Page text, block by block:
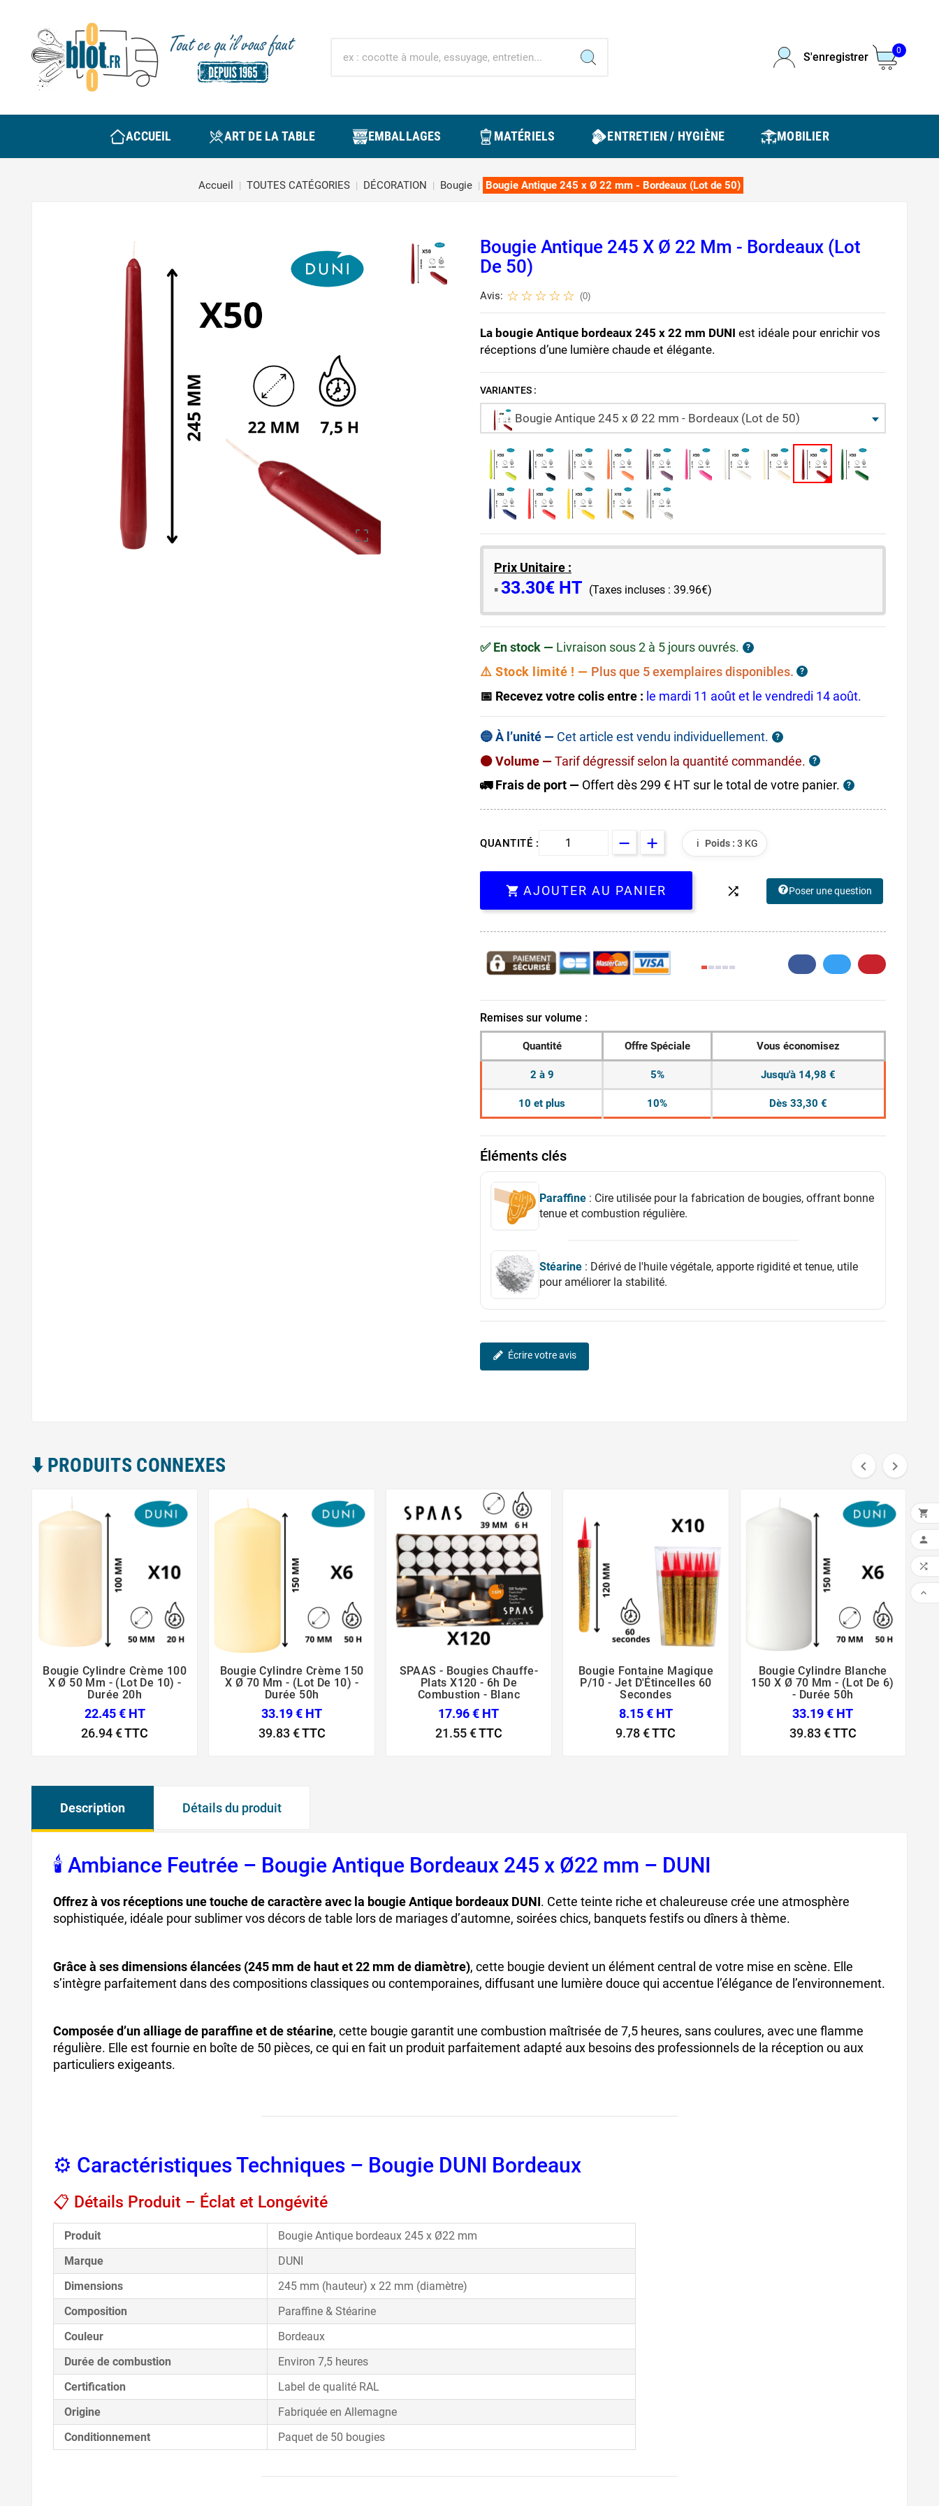
S'enregistrer
0
ACCUEIL ART DE LA TABLE EMBALLAGES MATÉRIELS ENTRETIEN / HYGIÈNE MOBILIER
Accueil TOUTES CATÉGORIES DÉCORATION Bougie Bougie Antique 245 x Ø 22 mm - Bordeaux (Lot de 50)

Bougie Antique 245 X Ø 22 Mm - Bordeaux (Lot
De 50)
Avis: (0)
La bougie Antique bordeaux 245 x 22 mm DUNI est idéale pour enrichir vos
réceptions d’une lumière chaude et élégante.
VARIANTES :
Bougie Antique 245 x Ø 22 mm - Bordeaux (Lot de 50)
Prix Unitaire :
​▪️​33.30€ HT (Taxes incluses : 39.96€)
✅ En stock — Livraison sous 2 à 5 jours ouvrés. ?
⚠️ Stock limité ! — Plus que 5 exemplaires disponibles. ?
📅 Recevez votre colis entre : le mardi 11 août et le vendredi 14 août.
🔵 À l’unité — Cet article est vendu individuellement. ?
🟠 Volume —Tarif dégressif selon la quantité commandée. ?
🚛 Frais de port — Offert dès 299 € HT sur le total de votre panier. ?
ℹ️ Poids : 3 KG
QUANTITÉ :
 AJOUTER AU PANIER  Poser une question
Remises sur volume :
Quantité Offre Spéciale Vous économisez
2 à 9 5% Jusqu'à 14,98 €
10 et plus 10% Dès 33,30 €
Éléments clés
Paraffine : Cire utilisée pour la fabrication de bougies, offrant bonne
tenue et combustion régulière.
Stéarine : Dérivé de l'huile végétale, apporte rigidité et tenue, utile
pour améliorer la stabilité.
Écrire votre avis
⬇️​ PRODUITS CONNEXES  
  
Bougie Cylindre Crème 100
X Ø 50 Mm - (Lot De 10) -
Durée 20h
22.45 € HT
26.94 €TTC
  
Bougie Cylindre Crème 150
X Ø 70 Mm - (Lot De 10) -
Durée 50h
33.19 € HT
39.83 €TTC
  
SPAAS - Bougies Chauffe-
Plats X120 - 6h De
Combustion - Blanc
17.96 € HT
21.55 €TTC
  
Bougie Fontaine Magique
P/10 - Jet D'Étincelles 60
Secondes
8.15 € HT
9.78 €TTC
  
Bougie Cylindre Blanche
150 X Ø 70 Mm - (Lot De 6)
- Durée 50h
33.19 € HT
39.83 €TTC
Description Détails du produit
🕯 Ambiance Feutrée – Bougie Antique Bordeaux 245 x Ø22 mm – DUNI
Offrez à vos réceptions une touche de caractère avec la bougie Antique bordeaux DUNI. Cette teinte riche et chaleureuse crée une atmosphère
sophistiquée, idéale pour sublimer vos décors de table lors de mariages d’automne, soirées chics, banquets festifs ou dîners à thème.
Grâce à ses dimensions élancées (245 mm de haut et 22 mm de diamètre), cette bougie devient un élément central de votre mise en scène. Elle
s’intègre parfaitement dans des compositions classiques ou contemporaines, diffusant une lumière douce qui accentue l’élégance de l’environnement.
Composée d’un alliage de paraffine et de stéarine, cette bougie garantit une combustion maîtrisée de 7,5 heures, sans coulures, avec une flamme
régulière. Elle est fournie en boîte de 50 pièces, ce qui en fait un produit parfaitement adapté aux besoins des professionnels de la réception ou aux
particuliers exigeants.
⚙️ Caractéristiques Techniques – Bougie DUNI Bordeaux
📋 Détails Produit – Éclat et Longévité
Produit
Bougie Antique bordeaux 245 x Ø22 mm
Marque
DUNI
Dimensions
245 mm (hauteur) x 22 mm (diamètre)
Composition
Paraffine & Stéarine
Couleur
Bordeaux
Durée de combustion
Environ 7,5 heures
Certification
Label de qualité RAL
Origine
Fabriquée en Allemagne
Conditionnement
Paquet de 50 bougies



